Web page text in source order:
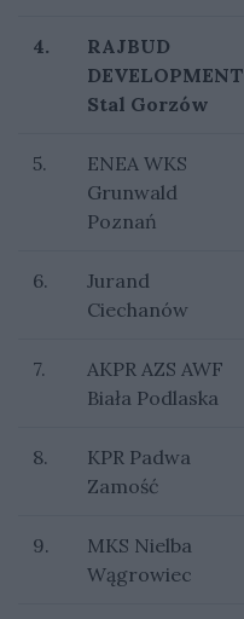
4.
RAJBUD
DEVELOPMENT
Stal Gorzów
5.
ENEA WKS
Grunwald
Poznań
6.
Jurand
Ciechanów
7.
AKPR AZS AWF
Biała Podlaska
8.
KPR Padwa
Zamość
9.
MKS Nielba
Wągrowiec